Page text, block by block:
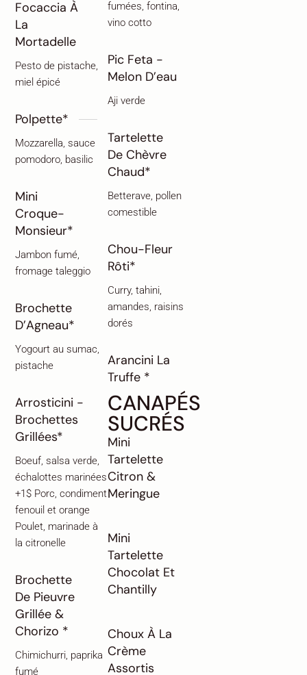
Focaccia À
La
Mortadelle
Pesto de pistache,
miel épicé
Polpette*
Mozzarella, sauce
pomodoro, basilic
Mini
Croque-
Monsieur*
Jambon fumé,
fromage taleggio
Brochette
D’Agneau*
Yogourt au sumac,
pistache
Arrosticini -
Brochettes
Grillées*
Boeuf, salsa verde,
échalottes marinées
+1$ Porc, condiment
fenouil et orange
Poulet, marinade à
la citronelle
Brochette
De Pieuvre
Grillée &
Chorizo *
Chimichurri, paprika
fumé
fumées, fontina,
vino cotto
Pic Feta -
Melon D’eau
Aji verde
Tartelette
De Chèvre
Chaud*
Betterave, pollen
comestible
Chou-Fleur
Rôti*
Curry, tahini,
amandes, raisins
dorés
Arancini La
Truffe *
CANAPÉS
SUCRÉS
Mini
Tartelette
Citron &
Meringue
Mini
Tartelette
Chocolat Et
Chantilly
Choux À La
Crème
Assortis